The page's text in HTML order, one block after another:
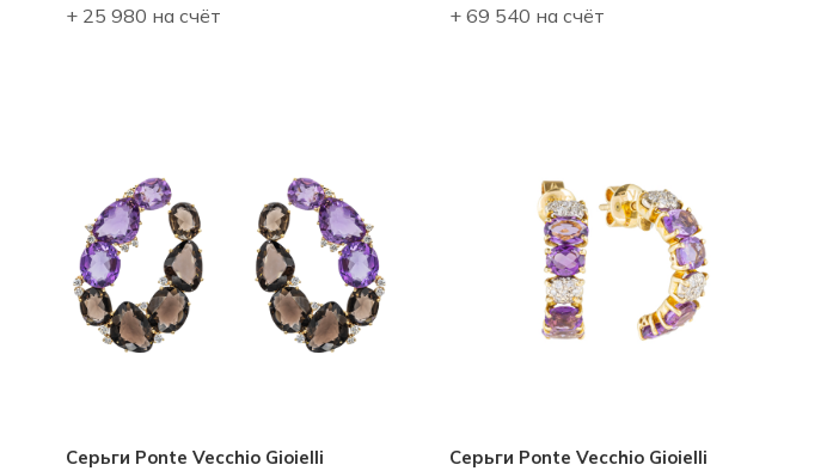
+ 25 980 на счёт + 69 540 на счёт
Серьги Ponte Vecchio Gioielli
Серьги Ponte Vecchio Gioielli